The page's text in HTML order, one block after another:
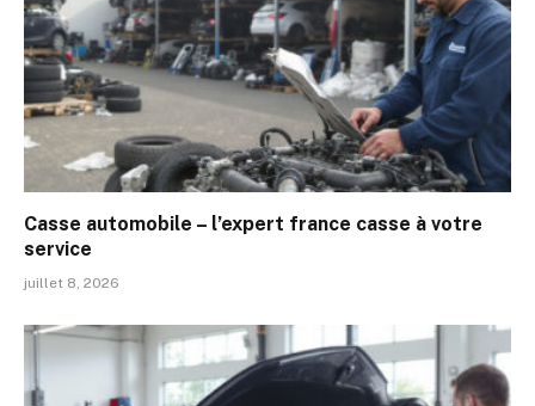
Casse automobile – l’expert france casse à votre
service
juillet 8, 2026